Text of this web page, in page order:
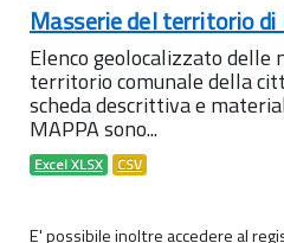
Masserie del territorio
Elenco geolocalizzato delle
territorio comunale della
scheda descrittiva e
MAPPA sono...
Excel XLSX CSV
E' possibile inoltre accedere al